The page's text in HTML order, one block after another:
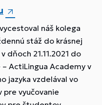
náš kolega
stáž do krásnej
dňoch 21.11.2021 do
– ActiLingua Academy v
jazyka vzdelával vo
pre vyučovanie